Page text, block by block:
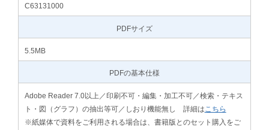
C63131000
PDFサイズ
5.5MB
PDFの基本仕様
Adobe Reader 7.0以上／印刷不可・編集・加工不可／検索・テキス
ト・図（グラフ）の抽出等可／しおり機能無し 詳細は こちら
※紙媒体で資料をご利用される場合は、書籍版とのセット購入をご